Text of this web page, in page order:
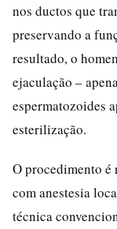
nos ductos que
preservando a
resultado, o
ejaculação –
espermatozoides
esterilização.
O procedimento
com anestesia
técnica